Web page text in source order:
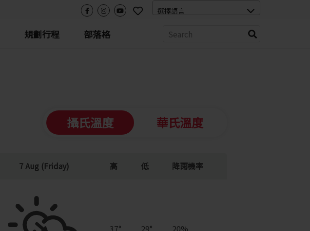
規劃行程 部落格
攝氏溫度 華氏溫度
7 Aug (Friday) 高 低 降雨機率
37° 29° 20%